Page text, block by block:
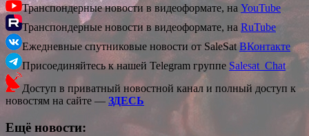
Транспондерные новости в видеоформате, на YouTube
Транспондерные новости в видеоформате, на RuTube
Ежедневные спутниковые новости от SaleSatВКонтакте
Присоединяйтесь к нашей Telegram группе Salesat_Chat
Доступ в приватный новостной канал и полный доступ к
новостям на сайте — ЗДЕСЬ
Ещё новости: